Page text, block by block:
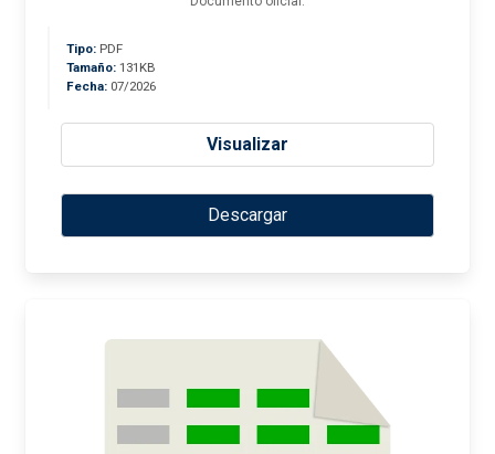
Tipo: PDF
Tamaño: 131KB
Fecha: 07/2026
Visualizar
Descargar